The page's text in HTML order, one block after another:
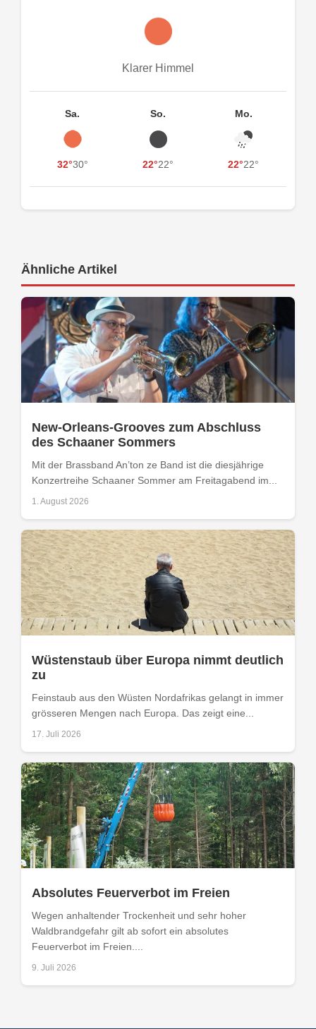
Klarer Himmel
Sa.
32°30°
So.
22°22°
Mo.
22°22°
Ähnliche Artikel
New-Orleans-Grooves zum Abschluss
des Schaaner Sommers
Mit der Brassband An’ton ze Band ist die diesjährige
Konzertreihe Schaaner Sommer am Freitagabend im...
1. August 2026
Wüstenstaub über Europa nimmt deutlich
zu
Feinstaub aus den Wüsten Nordafrikas gelangt in immer
grösseren Mengen nach Europa. Das zeigt eine...
17. Juli 2026
Absolutes Feuerverbot im Freien
Wegen anhaltender Trockenheit und sehr hoher
Waldbrandgefahr gilt ab sofort ein absolutes
Feuerverbot im Freien....
9. Juli 2026